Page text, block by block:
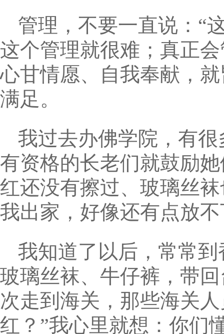
管理，不要一直说：“
这个管理就很难；真正
心甘情愿、自我奉献，
满足。
我过去办佛学院，有
有资格的长老们就鼓励
红还没有擦过、玻璃丝
我出家，好像还有点放
我知道了以后，常常
玻璃丝袜、牛仔裤，带
次走到海关，那些海关
红？”我心里就想：你们